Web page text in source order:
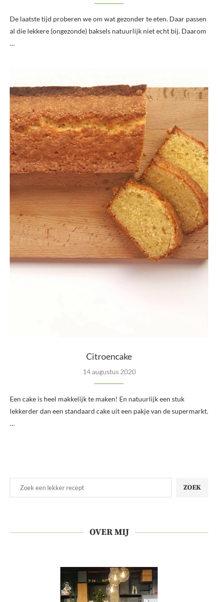
De laatste tijd proberen we om wat gezonder te eten. Daar passen
al die lekkere (ongezonde) baksels natuurlijk niet echt bij. Daarom
…
Citroencake
14 augustus 2020
Een cake is heel makkelijk te maken! En natuurlijk een stuk
lekkerder dan een standaard cake uit een pakje van de supermarkt.
…
ZOEK
OVER MIJ